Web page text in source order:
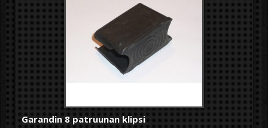
Garandin 8 patruunan klipsi